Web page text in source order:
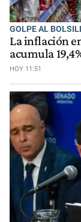
GOLPE AL
La inflación
acumula
HOY 11:51